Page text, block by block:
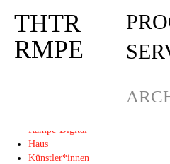
Deprecated : Die Funktion
THTR
RMPE
Rampe-Digital
Haus
Künstler*innen
THTR
RMPE